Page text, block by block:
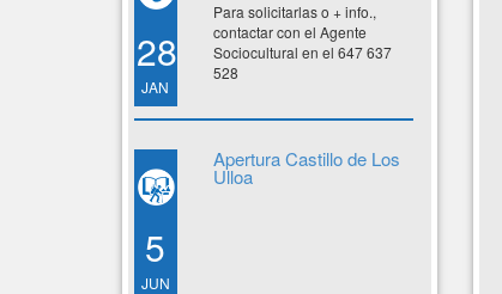
28
JAN
Para solicitarlas o + info.,
contactar con el Agente
Sociocultural en el 647 637
528
5
JUN
Apertura Castillo de Los
Ulloa